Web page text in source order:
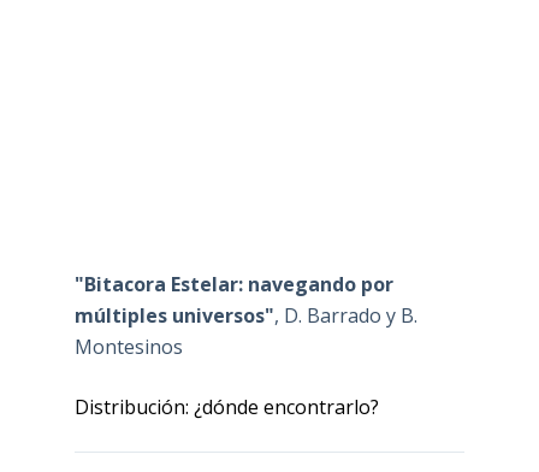
"Bitacora Estelar: navegando por
múltiples universos", D. Barrado y B.
Montesinos
Distribución: ¿dónde encontrarlo?